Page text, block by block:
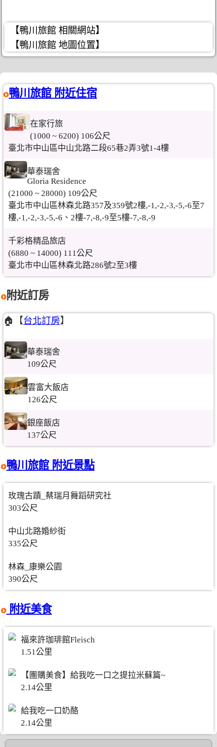
【鴨川旅館 相關網站】
【鴨川旅館 地圖位置】
鴨川旅館 附近住宿
在家行旅
(1000 ~ 6200) 106公尺
臺北市中山區中山北路二段65巷2弄3號1-4樓
華泰瑞舍
Gloria Residence
(21000 ~ 28000) 109公尺
臺北市中山區林森北路357及359號2樓,-1,-2,-3,-5,-6至7
樓,-1,-2,-3,-5,-6、2樓-7,-8,-9至5樓-7,-8,-9
千彩格精品旅店
(6880 ~ 14000) 111公尺
臺北市中山區林森北路286號2至3樓
附近訂房
🏠【台北訂房】
華泰瑞舍
109公尺
雲富大飯店
126公尺
銀座飯店
137公尺
鴨川旅館 附近景點
玫瑰古蹟_蔡瑞月舞蹈研究社
303公尺
中山北路婚紗街
335公尺
林森_康樂公園
390公尺
附近美食
福來許珈琲館Fleisch
1.51公里
【團購美食】給我吃一口之提拉米蘇篇~
2.14公里
給我吃一口奶酪
2.14公里